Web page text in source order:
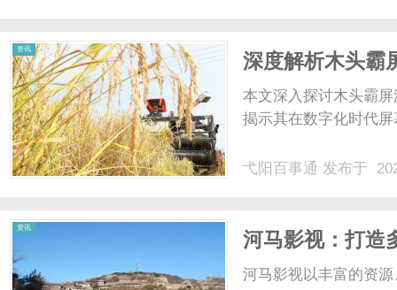
资讯
深度解析木头霸
本文深入探讨木头霸
揭示其在数字化时代
弋阳百事通 发布于
资讯
河马影视：打造
河马影视以丰富的资